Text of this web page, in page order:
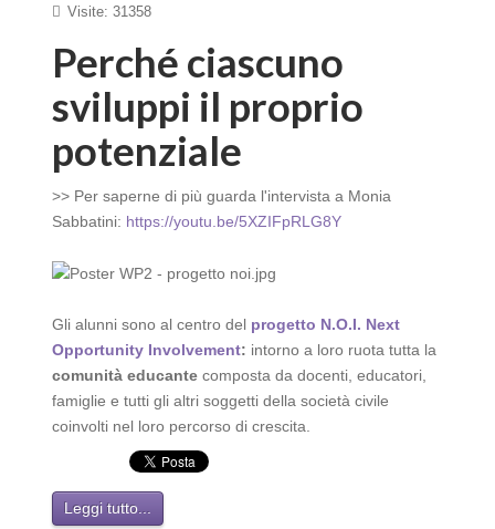
Visite: 31358
Perché ciascuno
sviluppi il proprio
potenziale
>> Per saperne di più guarda l'intervista a Monia
Sabbatini: https://youtu.be/5XZIFpRLG8Y
Gli alunni sono al centro del progetto N.O.I. Next
Opportunity Involvement: intorno a loro ruota tutta la
comunità educantecomposta da docenti, educatori,
famiglie e tutti gli altri soggetti della società civile
coinvolti nel loro percorso di crescita.
Leggi tutto...